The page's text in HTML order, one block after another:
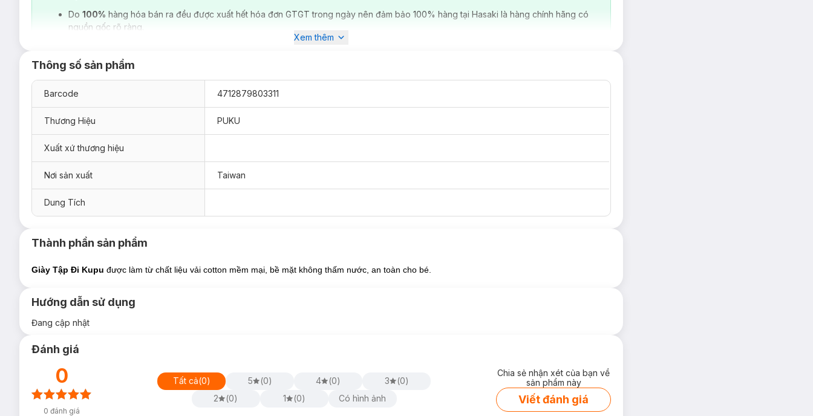
Giày Tập Đi Puku Màu Hồng Size L P27209-627
- Giày Tập Đi Puku Màu Xanh Size L P27215-227
Do 100% hàng hóa bán ra đều được xuất hết hóa đơn GTGT trong ngày nên đảm bảo 100% hàng tại Hasaki là hàng chính hãng có
nguồn gốc rõ ràng.
Xem thêm
Thông số sản phẩm
Barcode 4712879803311
Thương Hiệu PUKU
Xuất xứ thương hiệu
Nơi sản xuất Taiwan
Dung Tích
Thành phần sản phẩm
Giày Tập Đi Kupu được làm từ chất liệu vải cotton mềm mại, bề mặt không thấm nước, an toàn cho bé.
Hướng dẫn sử dụng
Đang cập nhật
Đánh giá
0
0 đánh giá
Tất cả(0) 5 (0) 4 (0) 3 (0)
2
(0) 1 (0) Có hình ảnh
Chia sẻ nhận xét của bạn về
sản phẩm này
Viết đánh giá